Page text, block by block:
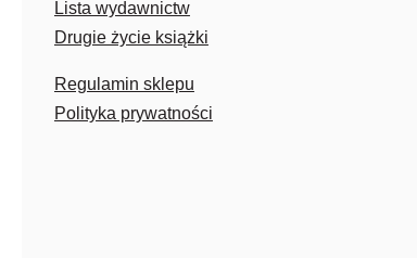
Lista wydawnictw
Drugie życie książki
Regulamin sklepu
Polityka prywatności